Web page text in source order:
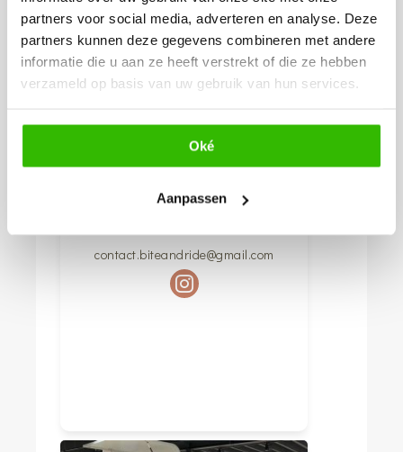
partners voor social media, adverteren en analyse. Deze
partners kunnen deze gegevens combineren met andere
informatie die u aan ze heeft verstrekt of die ze hebben
verzameld op basis van uw gebruik van hun services.
Oké
Aanpassen
BITE EN RIDE
contact.biteandride@gmail.com